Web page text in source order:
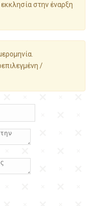
στην έναρξη
/